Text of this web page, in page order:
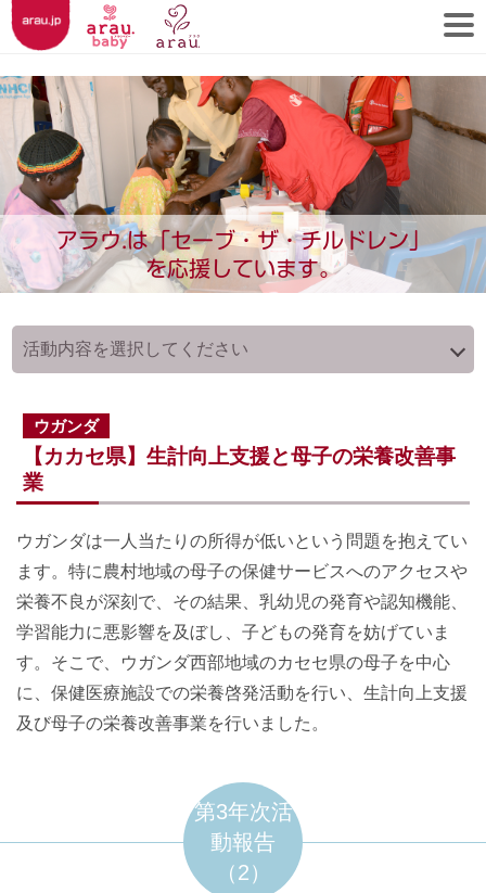
アラウ.は「セーブ・ザ・チルドレン」
を応援しています。
ウガンダ
【カカセ県】生計向上支援と母子の栄養改善事
業
ウガンダは一人当たりの所得が低いという問題を抱えてい
ます。特に農村地域の母子の保健サービスへのアクセスや
栄養不良が深刻で、その結果、乳幼児の発育や認知機能、
学習能力に悪影響を及ぼし、子どもの発育を妨げていま
す。そこで、ウガンダ西部地域のカセセ県の母子を中心
に、保健医療施設での栄養啓発活動を行い、生計向上支援
及び母子の栄養改善事業を行いました。
第3年次活
動報告
（2）